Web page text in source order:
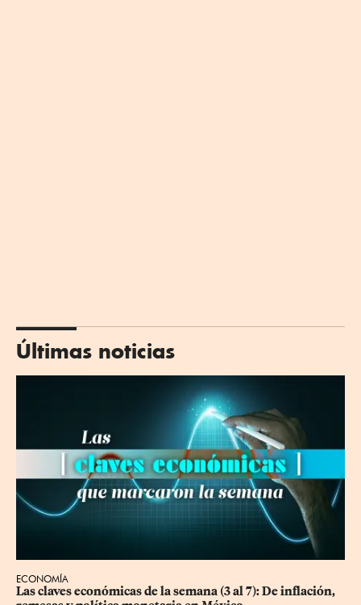
Últimas noticias
ECONOMÍA
Las claves económicas de la semana (3 al 7): De inflación,